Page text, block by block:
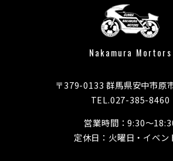
Nakamura Mortors
〒379-0133 群馬県安中市原
TEL.027-385-8460
営業時間：9:30～
定休日：火曜日・イベン